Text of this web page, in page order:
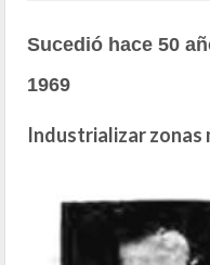
Sucedió hace 50
1969
Industrializar zonas